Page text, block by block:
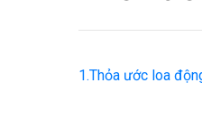
1.Thỏa ước loa